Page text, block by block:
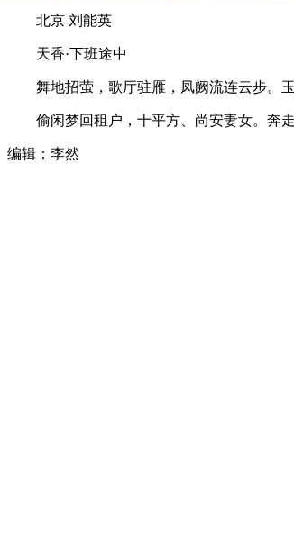
北京 刘能英
天香·下班途中
舞地招萤，歌厅驻雁，凤阙流连云步。玉
偷闲梦回租户，十平方、尚安妻女。奔走
编辑：李然